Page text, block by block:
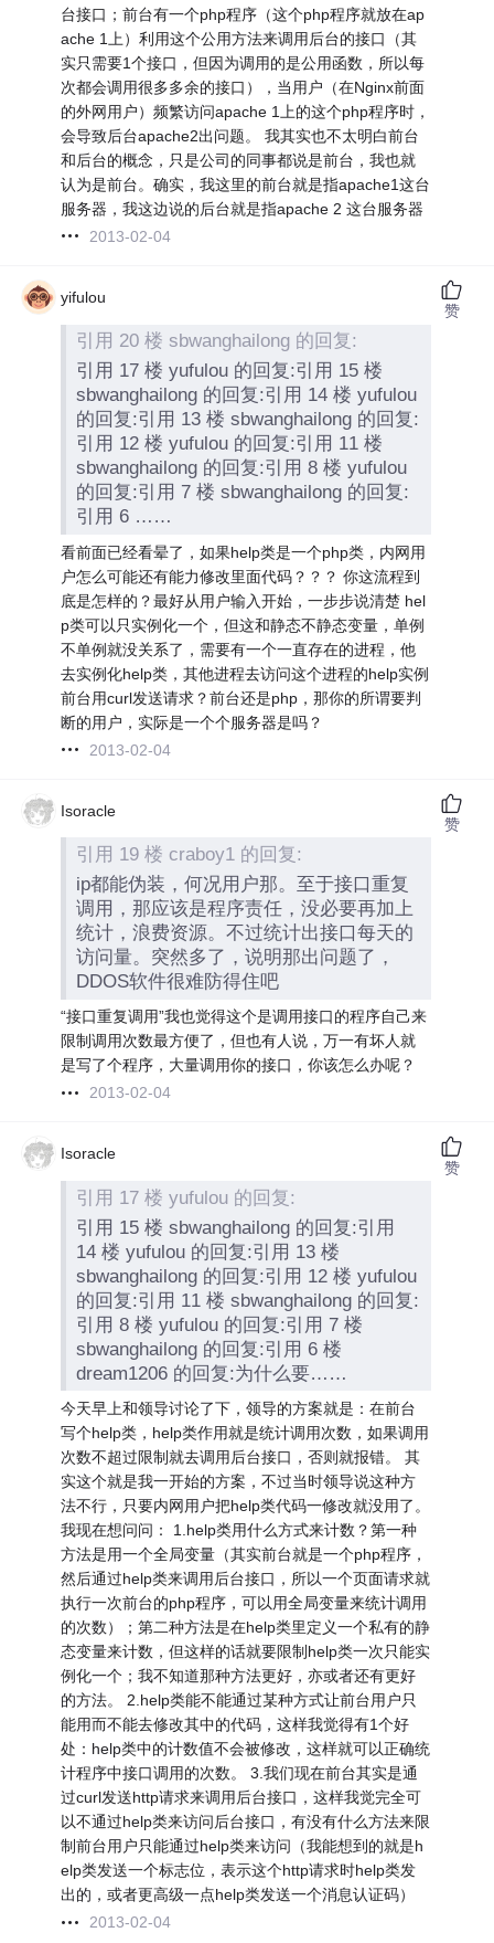
台接口；前台有一个php程序（这个php程序就放在ap
ache 1上）利用这个公用方法来调用后台的接口（其
实只需要1个接口，但因为调用的是公用函数，所以每
次都会调用很多多余的接口），当用户（在Nginx前面
的外网用户）频繁访问apache 1上的这个php程序时，
会导致后台apache2出问题。 我其实也不太明白前台
和后台的概念，只是公司的同事都说是前台，我也就
认为是前台。确实，我这里的前台就是指apache1这台
服务器，我这边说的后台就是指apache 2 这台服务器
2013-02-04
yifulou
引用 20 楼 sbwanghailong 的回复:
引用 17 楼 yufulou 的回复:引用 15 楼
sbwanghailong 的回复:引用 14 楼 yufulou
的回复:引用 13 楼 sbwanghailong 的回复:
引用 12 楼 yufulou 的回复:引用 11 楼
sbwanghailong 的回复:引用 8 楼 yufulou
的回复:引用 7 楼 sbwanghailong 的回复:
引用 6 ……
看前面已经看晕了，如果help类是一个php类，内网用
户怎么可能还有能力修改里面代码？？？ 你这流程到
底是怎样的？最好从用户输入开始，一步步说清楚 hel
p类可以只实例化一个，但这和静态不静态变量，单例
不单例就没关系了，需要有一个一直存在的进程，他
去实例化help类，其他进程去访问这个进程的help实例
前台用curl发送请求？前台还是php，那你的所谓要判
断的用户，实际是一个个服务器是吗？
2013-02-04
赞
Isoracle
引用 19 楼 craboy1 的回复:
ip都能伪装，何况用户那。至于接口重复
调用，那应该是程序责任，没必要再加上
统计，浪费资源。不过统计出接口每天的
访问量。突然多了，说明那出问题了，
DDOS软件很难防得住吧
“接口重复调用”我也觉得这个是调用接口的程序自己来
限制调用次数最方便了，但也有人说，万一有坏人就
是写了个程序，大量调用你的接口，你该怎么办呢？
2013-02-04
赞
Isoracle
引用 17 楼 yufulou 的回复:
引用 15 楼 sbwanghailong 的回复:引用
14 楼 yufulou 的回复:引用 13 楼
sbwanghailong 的回复:引用 12 楼 yufulou
的回复:引用 11 楼 sbwanghailong 的回复:
引用 8 楼 yufulou 的回复:引用 7 楼
sbwanghailong 的回复:引用 6 楼
dream1206 的回复:为什么要……
今天早上和领导讨论了下，领导的方案就是：在前台
写个help类，help类作用就是统计调用次数，如果调用
次数不超过限制就去调用后台接口，否则就报错。 其
实这个就是我一开始的方案，不过当时领导说这种方
法不行，只要内网用户把help类代码一修改就没用了。
我现在想问问： 1.help类用什么方式来计数？第一种
方法是用一个全局变量（其实前台就是一个php程序，
然后通过help类来调用后台接口，所以一个页面请求就
执行一次前台的php程序，可以用全局变量来统计调用
的次数）；第二种方法是在help类里定义一个私有的静
态变量来计数，但这样的话就要限制help类一次只能实
例化一个；我不知道那种方法更好，亦或者还有更好
的方法。 2.help类能不能通过某种方式让前台用户只
能用而不能去修改其中的代码，这样我觉得有1个好
处：help类中的计数值不会被修改，这样就可以正确统
计程序中接口调用的次数。 3.我们现在前台其实是通
过curl发送http请求来调用后台接口，这样我觉完全可
以不通过help类来访问后台接口，有没有什么方法来限
制前台用户只能通过help类来访问（我能想到的就是h
elp类发送一个标志位，表示这个http请求时help类发
出的，或者更高级一点help类发送一个消息认证码）
2013-02-04
赞